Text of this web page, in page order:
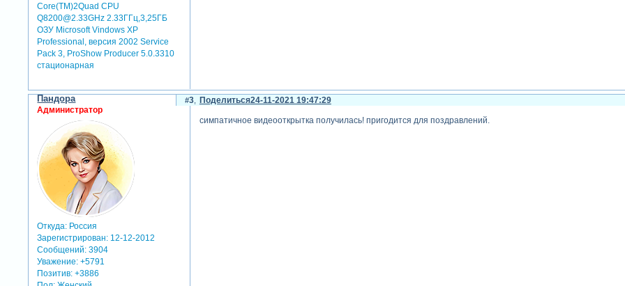
Core(TM)2Quad CPU
Q8200@2.33GHz 2.33ГГц,3,25ГБ
ОЗУ Microsoft Vindows XP
Professional, версия 2002 Service
Pack 3, ProShow Producer 5.0.3310
стационарная
Поделиться
3 24-11-2021 19:47:29
Пандора
Администратор
Откуда: Россия
Зарегистрирован: 12-12-2012
Сообщений: 3904
Уважение: +5791
Позитив: +3886
симпатичное видеооткрытка получилась! пригодится для поздравлений.